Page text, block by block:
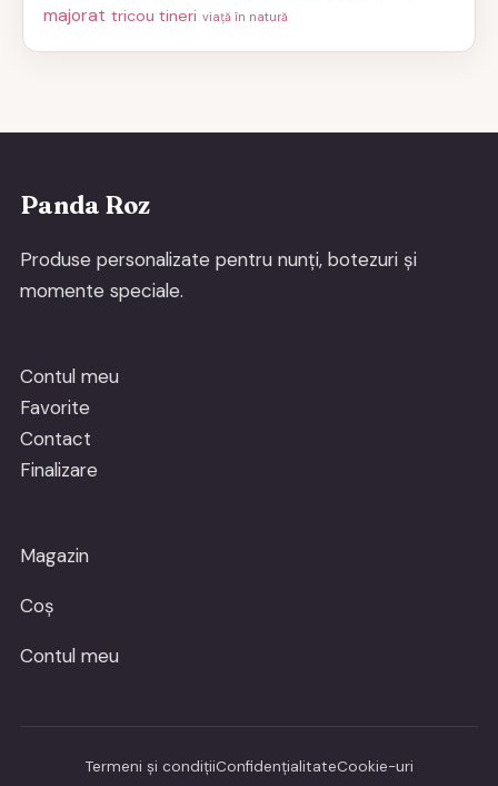
majorat tricou tineri viață în natură
Panda Roz
Produse personalizate pentru nunți, botezuri și
momente speciale.
Contul meu
Favorite
Contact
Finalizare
Magazin
Coș
Contul meu
Termeni și condițiiConfidențialitateCookie-uri